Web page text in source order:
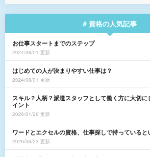
# 資格の人気記事
お仕事スタートまでのステップ
2024/08/01 更新
はじめての人が決まりやすい仕事は？
2024/08/01 更新
スキル？人柄？派遣スタッフとして働く方に大切
イント
2026/01/26 更新
ワードとエクセルの資格、仕事探しで持っていると
2026/06/23 更新